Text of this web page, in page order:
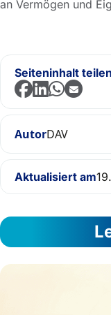
an Vermögen und
Seiteninhalt teilen
AutorDAV
Aktualisiert am